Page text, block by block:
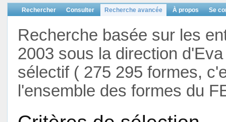
Rechercher Consulter Recherche avancée À propos Se
Recherche basée sur les
2003 sous la direction
sélectif ( 275 295 formes,
l'ensemble des formes du